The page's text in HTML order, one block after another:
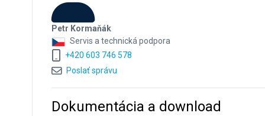
Petr Kormaňák
Servis a technická podpora
+420 603 746 578
Poslať správu
Dokumentácia a download